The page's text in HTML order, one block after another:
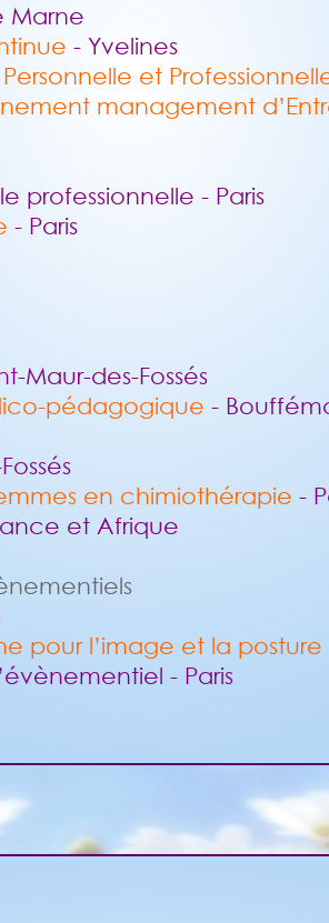
Marne
- Yvelines
et
management
professionnelle - Paris
- Paris
Maur-des-Fossés
pédagogique -
en chimiothérapie -
et Afrique
pour l’image et la posture
- Paris